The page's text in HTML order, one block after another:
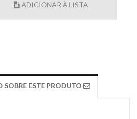
ADICIONAR À LISTA
SOBRE ESTE PRODUTO